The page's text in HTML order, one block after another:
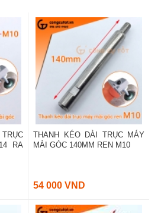
RA
THANH KÉO DÀI TRỤC MÁY
MÀI GÓC 140MM REN M10
54 000 VND